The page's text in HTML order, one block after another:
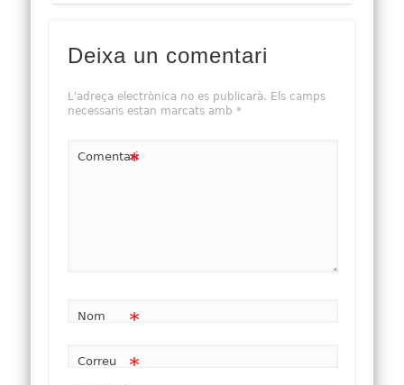
Deixa un comentari
L'adreça electrònica no es publicarà. Els camps
necessaris estan marcats amb *
Comentari
*
Nom *
Correu *